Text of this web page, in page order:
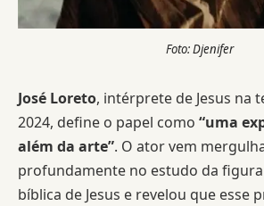
Foto: Djenifer
José Loreto, intérprete de Jesus na
2024, define o papel como “uma
além da arte”. O ator vem
profundamente no estudo da
bíblica de Jesus e revelou que esse